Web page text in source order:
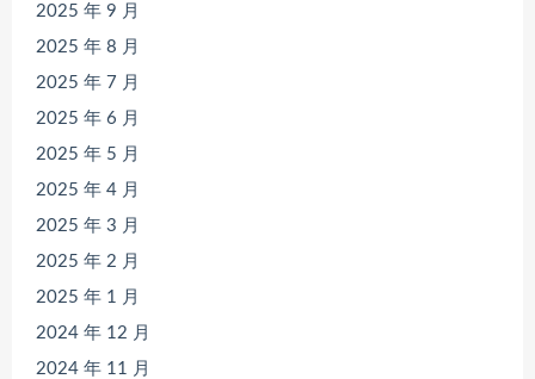
2025 年 9 月
2025 年 8 月
2025 年 7 月
2025 年 6 月
2025 年 5 月
2025 年 4 月
2025 年 3 月
2025 年 2 月
2025 年 1 月
2024 年 12 月
2024 年 11 月